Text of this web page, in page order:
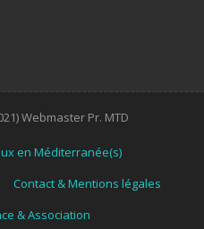
Webmaster Pr. MTD
en Méditerranée(s)
Contact & Mentions légales
& Association